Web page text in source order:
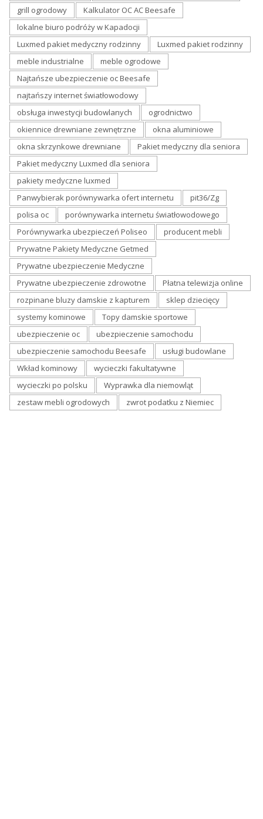
grill ogrodowy
Kalkulator OC AC Beesafe
lokalne biuro podróży w Kapadocji
Luxmed pakiet medyczny rodzinny
Luxmed pakiet rodzinny
meble industrialne
meble ogrodowe
Najtańsze ubezpieczenie oc Beesafe
najtańszy internet światłowodowy
obsługa inwestycji budowlanych
ogrodnictwo
okiennice drewniane zewnętrzne
okna aluminiowe
okna skrzynkowe drewniane
Pakiet medyczny dla seniora
Pakiet medyczny Luxmed dla seniora
pakiety medyczne luxmed
Panwybierak porównywarka ofert internetu
pit36/Zg
polisa oc
porównywarka internetu światłowodowego
Porównywarka ubezpieczeń Poliseo
producent mebli
Prywatne Pakiety Medyczne Getmed
Prywatne ubezpieczenie Medyczne
Prywatne ubezpieczenie zdrowotne
Płatna telewizja online
rozpinane bluzy damskie z kapturem
sklep dziecięcy
systemy kominowe
Topy damskie sportowe
ubezpieczenie oc
ubezpieczenie samochodu
ubezpieczenie samochodu Beesafe
usługi budowlane
Wkład kominowy
wycieczki fakultatywne
wycieczki po polsku
Wyprawka dla niemowląt
zestaw mebli ogrodowych
zwrot podatku z Niemiec